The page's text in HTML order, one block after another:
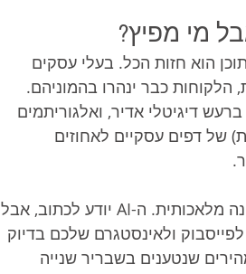
הוא חזות הכל. בעלי עסקים
כבר ינהרו בהמוניהם.
ברעש דיגיטלי אדיר, ואלגוריתמים
של דפים עסקיים לאחוזים
כאן בדיוק נמצאת נקודת התורפה של עבודה עצמאית עם כלי בינה מלאכותית. ה-AI יודע לכתוב, אבל
ולאינסטגרם שלכם בדיוק
שנטענים בשבריר שנייה